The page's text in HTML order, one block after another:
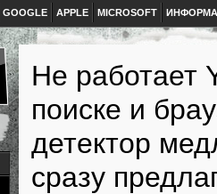
GOOGLE APPLE MICROSOFT
Не работает
поиске и
детектор
сразу